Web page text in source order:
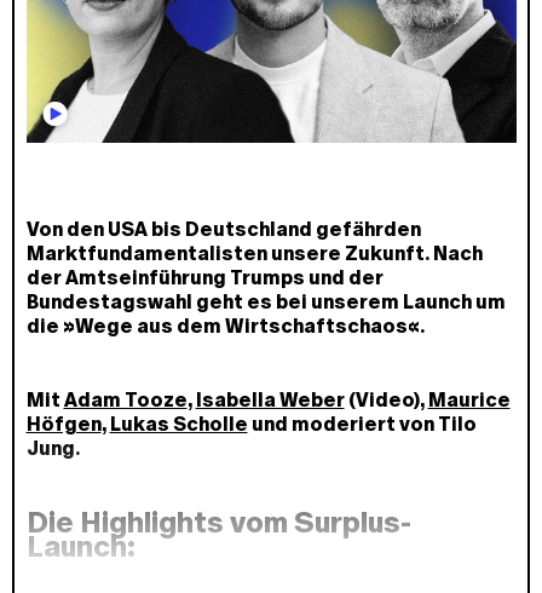
Von den USA bis Deutschland gefährden
Marktfundamentalisten unsere Zukunft. Nach
der Amtseinführung Trumps und der
Bundestagswahl geht es bei unserem Launch um
die »Wege aus dem Wirtschaftschaos«.
Mit Adam Tooze, Isabella Weber(Video), Maurice
Höfgen, Lukas Scholle und moderiert von Tilo
Jung.
Die Highlights vom Surplus-
Launch: